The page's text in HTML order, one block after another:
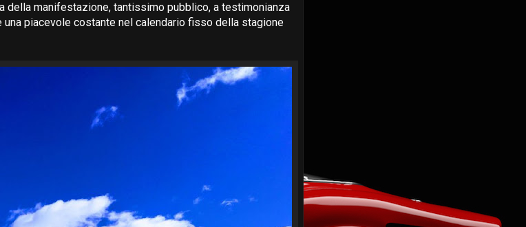
della manifestazione, tantissimo pubblico, a testimonianza
una piacevole costante nel calendario fisso della stagione